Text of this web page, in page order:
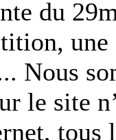
du
Nous
le site
tous